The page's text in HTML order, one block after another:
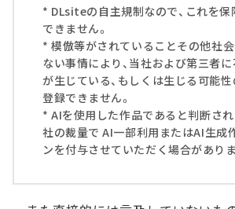
* DLsiteの自主規制なので、これを
できません。
* 模倣等がされていることその他社
ない事情により、当社および第三者
が生じている、もしくは生じる可能
登録できません。
* AIを使用した作品であると判断され
社の裁量で AI一部利用またはAI生成
ンを付与させていただく場合がありま